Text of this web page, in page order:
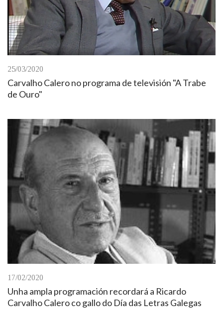
25/03/2020
Carvalho Calero no programa de televisión "A Trabe
de Ouro"
17/02/2020
Unha ampla programación recordará a Ricardo
Carvalho Calero co gallo do Día das Letras Galegas